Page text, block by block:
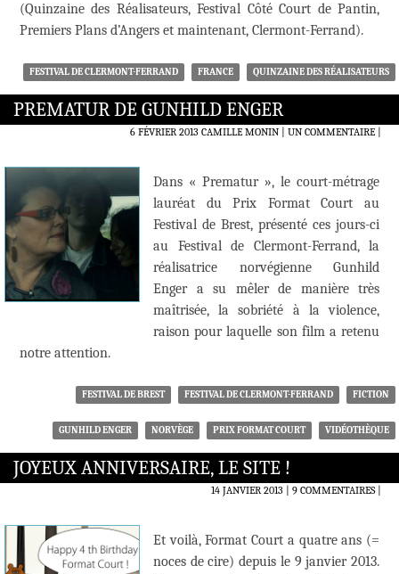
(Quinzaine des Réalisateurs, Festival Côté Court de Pantin,
Premiers Plans d’Angers et maintenant, Clermont-Ferrand).
FESTIVAL DE CLERMONT-FERRAND FRANCE QUINZAINE DES RÉALISATEURS
PREMATUR DE GUNHILD ENGER
6 FÉVRIER 2013 CAMILLE MONIN UN COMMENTAIRE|
Dans « Prematur », le court-métrage
lauréat du Prix Format Court au
Festival de Brest, présenté ces jours-ci
au Festival de Clermont-Ferrand, la
réalisatrice norvégienne Gunhild
Enger a su mêler de manière très
maîtrisée, la sobriété à la violence,
raison pour laquelle son film a retenu
notre attention.
FESTIVAL DE BREST FESTIVAL DE CLERMONT-FERRAND FICTION
GUNHILD ENGER NORVÈGE PRIX FORMAT COURT VIDÉOTHÈQUE
JOYEUX ANNIVERSAIRE, LE SITE !
14 JANVIER 2013 9 COMMENTAIRES|
Et voilà, Format Court a quatre ans (=
noces de cire) depuis le 9 janvier 2013.